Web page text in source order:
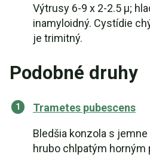
Výtrusy 6-9 x 2-2.5 µ;
inamyloidný. Cystídie
je trimitný.
Podobné druhy
Trametes pubescens
Bledšia konzola s
hrubo chlpatým horným